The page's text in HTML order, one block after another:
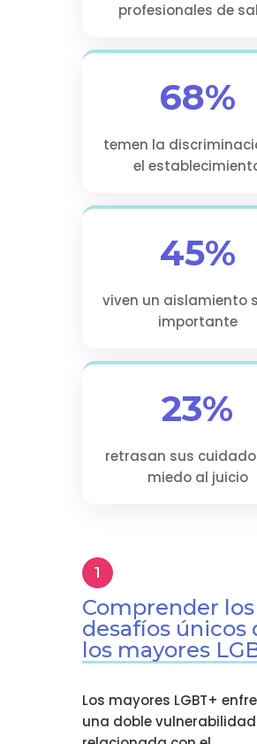
profesionales de
68%
temen la
el
45%
viven un aislamiento
importante
23%
retrasan sus
miedo al juicio
Comprender los
desafíos únicos
los mayores
Los mayores LGBT+
una doble